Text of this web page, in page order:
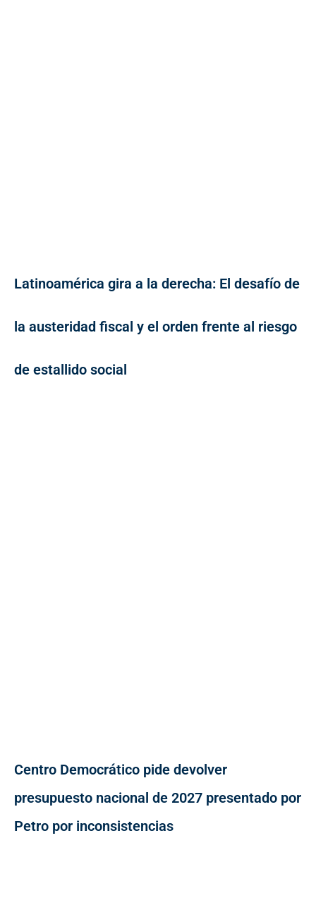
Latinoamérica gira a la derecha: El desafío de
la austeridad fiscal y el orden frente al riesgo
de estallido social
Centro Democrático pide devolver
presupuesto nacional de 2027 presentado por
Petro por inconsistencias